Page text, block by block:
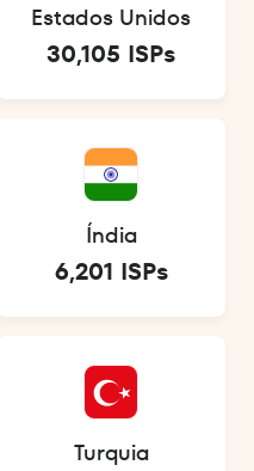
Estados Unidos
30,105 ISPs
Índia
6,201 ISPs
Turquia